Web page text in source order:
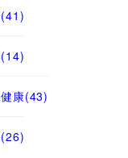
(41)
(14)
康(43)
(26)